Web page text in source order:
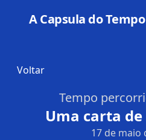
A Capsula do Tempo
Voltar
Tempo
Uma carta
17 de maio